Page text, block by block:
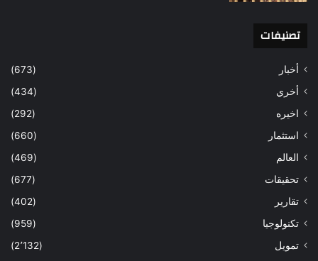
تصنيفات
أخبار
(673)
أخري
(434)
اخيره
(292)
استثمار
(660)
العالم
(469)
تحقيقات
(677)
تقارير
(402)
تكنولوجيا
(959)
تمويل
(2٬132)